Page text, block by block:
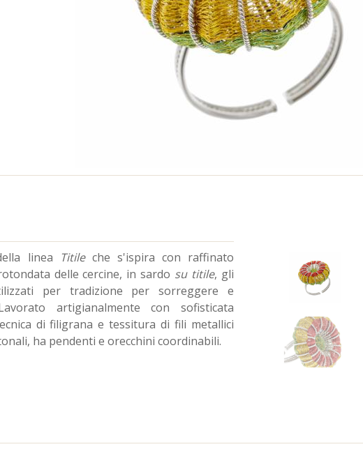
linea Titileche s'ispira con raffinato
delle cercine, in sardo su titile, gli
per tradizione per sorreggere e
artigianalmente con sofisticata
di filigrana e tessitura di fili metallici
ha pendenti e orecchini coordinabili.